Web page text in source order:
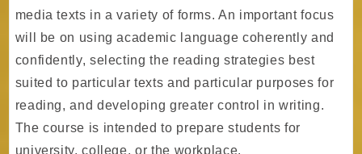
media texts in a variety of forms. An important focus
will be on using academic language coherently and
confidently, selecting the reading strategies best
suited to particular texts and particular purposes for
reading, and developing greater control in writing.
The course is intended to prepare students for
university, college, or the workplace.